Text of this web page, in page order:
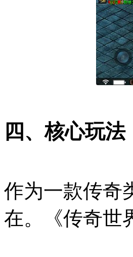
四、核心玩
作为一款传奇
在。《传奇世